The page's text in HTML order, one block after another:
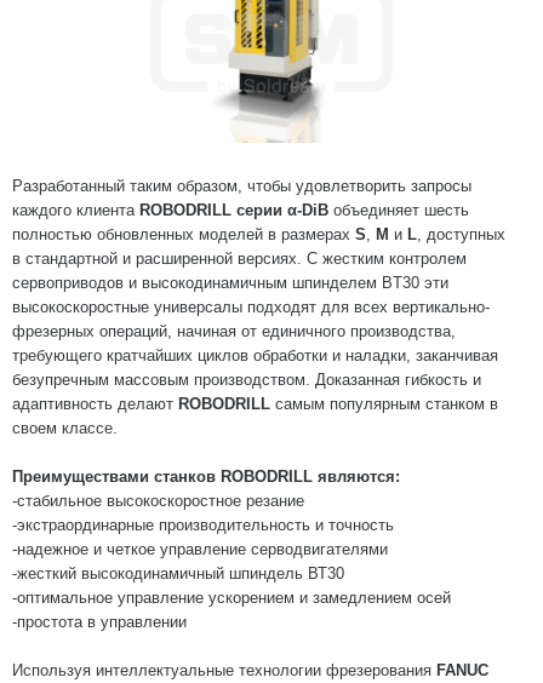
Разработанный таким образом, чтобы удовлетворить запросы
каждого клиента ROBODRILL серии α-DiB объединяет шесть
полностью обновленных моделей в размерах S, M и L, доступных
в стандартной и расширенной версиях. С жестким контролем
сервоприводов и высокодинамичным шпинделем BT30 эти
высокоскоростные универсалы подходят для всех вертикально-
фрезерных операций, начиная от единичного производства,
требующего кратчайших циклов обработки и наладки, заканчивая
безупречным массовым производством. Доказанная гибкость и
адаптивность делают ROBODRILL самым популярным станком в
своем классе.
Преимуществами станков ROBODRILL являются:
-стабильное высокоскоростное резание
-экстраординарные производительность и точность
-надежное и четкое управление серводвигателями
-жесткий высокодинамичный шпиндель ВТ30
-оптимальное управление ускорением и замедлением осей
-простота в управлении
Используя интеллектуальные технологии фрезерования FANUC